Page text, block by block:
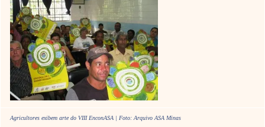
Agricultores exibem arte do VIII EnconASA | Foto: Arquivo ASA Minas